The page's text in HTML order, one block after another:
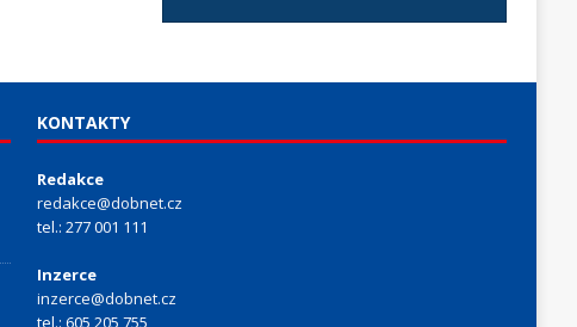
KONTAKTY
Redakce
redakce@dobnet.cz
tel.: 277 001 111
Inzerce
inzerce@dobnet.cz
tel.: 605 205 755